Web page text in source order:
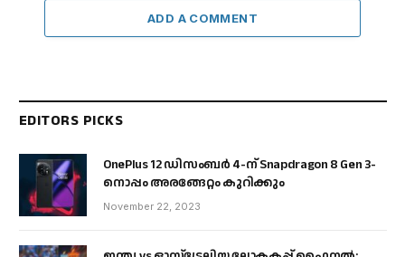
ADD A COMMENT
EDITORS PICKS
OnePlus 12 ഡിസംബർ 4-ന് Snapdragon 8 Gen 3-
നൊപ്പം അരങ്ങേറ്റം കുറിക്കും
November 22, 2023